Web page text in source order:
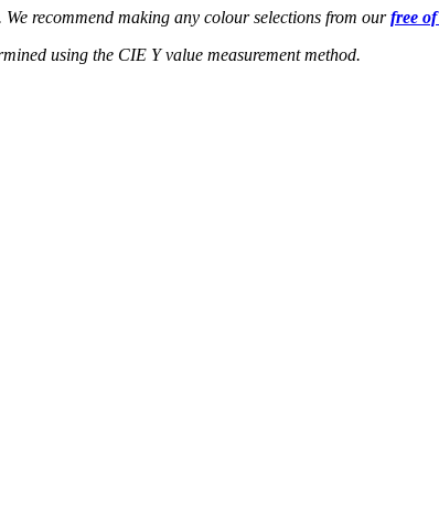
recommend making any colour selections from ourfree of
using the CIE Y value measurement method.